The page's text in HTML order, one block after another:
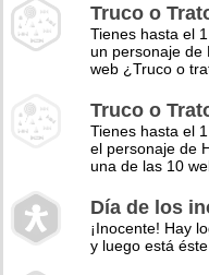
Truco o
Tienes hasta el
un personaje de
web ¿Truco o
Truco o
Tienes hasta el
el personaje de
una de las 10
Día de los
¡Inocente! Hay
y luego está éste